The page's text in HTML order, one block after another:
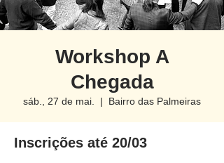
Workshop A
Chegada
sáb., 27 de mai.
  |
Bairro das Palmeiras
Inscrições até 20/03